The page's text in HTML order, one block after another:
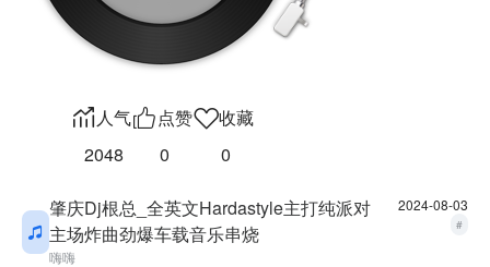
人气
2048
点赞
0
收藏
0
肇庆Dj根总_全英文Hardastyle主打纯派对
主场炸曲劲爆车载音乐串烧
嗨嗨
2024-08-03
#